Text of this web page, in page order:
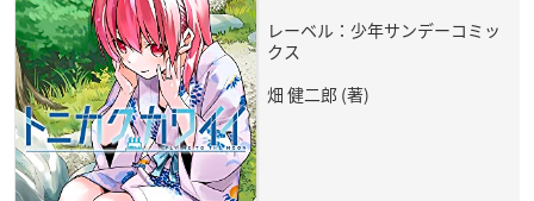
レーベル：少年サンデーコミッ
クス
畑 健二郎 (著)